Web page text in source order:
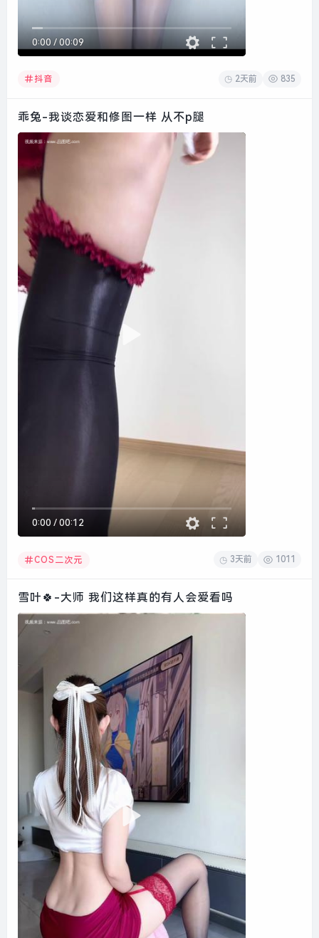
0:00/ 00:09
抖音 2天前 835
乖兔-我谈恋爱和修图一样 从不p腿
0:00 / 00:12
COS二次元 3天前 1011
雪叶🍀-大师 我们这样真的有人会爱看吗